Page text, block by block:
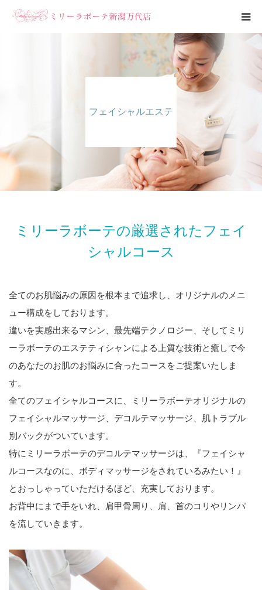
フェイシャルエステ
ミリーラボーテの厳選された フェイ
シャルコース
全てのお肌悩みの原因を根本まで追求し、オリジナルのメニ
ュー構成をしております。
違いを実感出来るマシン、最先端テクノロジー、そしてミリ
ーラボーテのエステティシャンによる上質な技術と癒しで今
のあなたのお肌のお悩みに合ったコースをご提案いたしま
す。
全てのフェイシャルコースに、
ミリーラボーテオリジナルの
フェイシャルマッサージ、デコルテマッサージ、肌トラブル
別バックがついています。
特にミリーラボーテのデコルテマッサージは、
『フェイシャ
ルコースなのに、ボディマッサージをされているみたい！』
とおっしゃっていただけるほど、充実しております。
お背中にまで手をいれ、肩甲骨周り、肩、首のコリやリンパ
を流していきます。
サロン案内